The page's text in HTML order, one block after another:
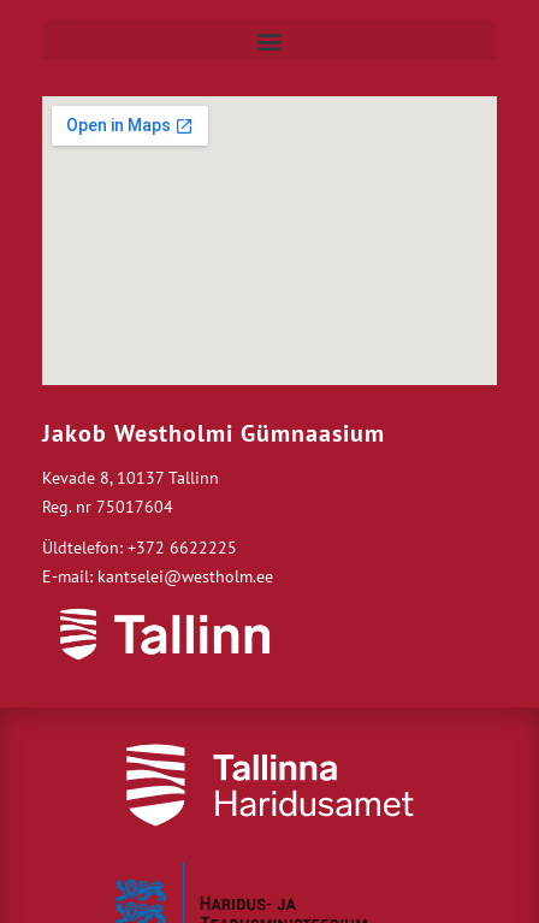
Jakob Westholmi Gümnaasium
Kevade 8, 10137 Tallinn
Reg. nr 75017604
Üldtelefon: +372 6622225
E-mail: kantselei@westholm.ee